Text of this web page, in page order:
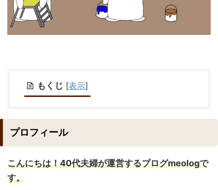
もくじ [表示]
プロフィール
こんにちは！40代夫婦が運営するブログmeologで
す。